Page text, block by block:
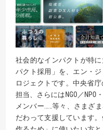
社会的なインパクトが特
パクト採用」を、エン・
ロジェクトです。中央省
担当、さらにはNGO／
メンバー……等々、さまざ
だわって支援しています